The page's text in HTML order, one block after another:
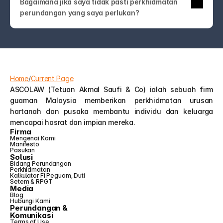
Bagaimana jika saya tidak pasti perkhidmatan
perundangan yang saya perlukan?
undang-undang! Hubungi kami sahaja. Pasukan
ASCOLAW akan membimbing anda ke
Home/Current Page
ASCOLAW (Tetuan Akmal Saufi & Co) ialah sebuah firm
guaman Malaysia memberikan perkhidmatan urusan
hartanah dan pusaka membantu individu dan keluarga
mencapai hasrat dan impian mereka.
Firma
Mengenai Kami
Manifesto
Pasukan
Solusi
Bidang Perundangan
Perkhidmatan
Kalkulator Fi Peguam, Duti
Setem & RPGT
Media
Blog
Hubungi Kami
Perundangan &
Komunikasi